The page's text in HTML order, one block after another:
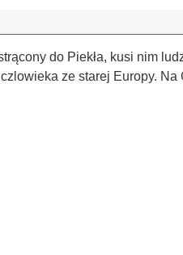
do Piekła, kusi nim
ze starej Europy.